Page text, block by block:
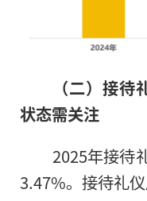
（二）接
状态需关注
2025年接待
3.47%。接待礼